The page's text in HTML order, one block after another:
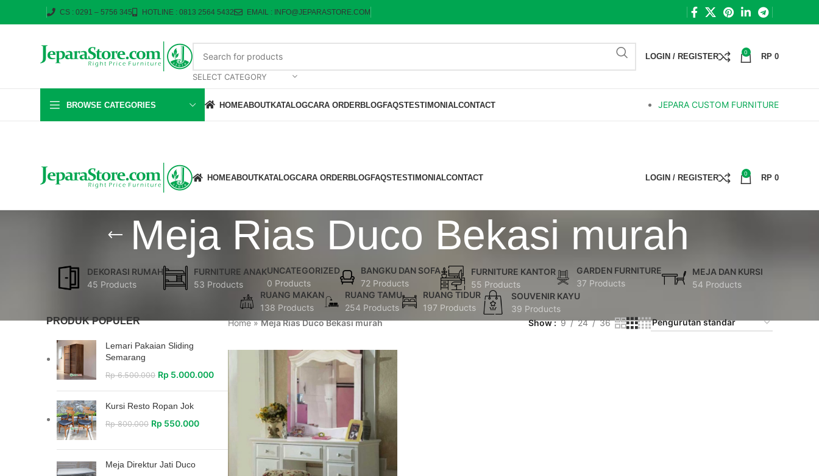
CS : 0291 – 5756 345 HOTLINE : 0813 2564 5432 EMAIL : INFO@JEPARASTORE.COM
SELECT CATEGORY
LOGIN / REGISTER 0 RP 0
BROWSE CATEGORIES HOMEABOUTKATALOGCARA ORDERBLOGFAQSTESTIMONIALCONTACT JEPARA CUSTOM FURNITURE
HOMEABOUTKATALOGCARA ORDERBLOGFAQSTESTIMONIALCONTACT LOGIN / REGISTER 0 RP 0
Meja Rias Duco Bekasi murah
DEKORASI RUMAH
45 Products
FURNITURE ANAK
53 Products
UNCATEGORIZED
0 Products
BANGKU DAN SOFA
72 Products
FURNITURE KANTOR
55 Products
GARDEN FURNITURE
37 Products
MEJA DAN KURSI
54 Products
RUANG MAKAN
138 Products
RUANG TAMU
254 Products
RUANG TIDUR
197 Products
SOUVENIR KAYU
39 Products
PRODUK POPULER
Lemari Pakaian Sliding
Semarang
Rp6.500.000 Rp 5.000.000
Kursi Resto Ropan Jok
Rp800.000 Rp 550.000
Meja Direktur Jati Duco
Home»Meja Rias Duco Bekasi murah Show 9 24 36